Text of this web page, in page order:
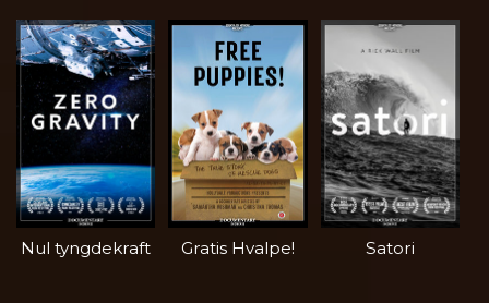
Nul tyngdekraft Gratis Hvalpe! Satori